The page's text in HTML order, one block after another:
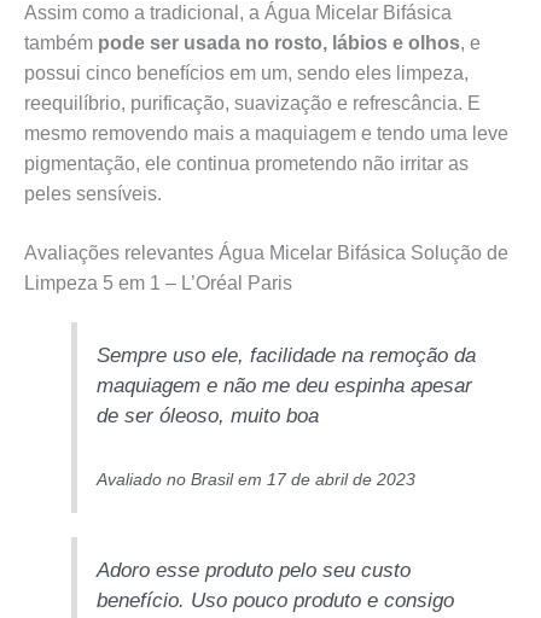
Assim como a tradicional, a Água Micelar Bifásica
também pode ser usada no rosto, lábios e olhos, e
possui cinco benefícios em um, sendo eles limpeza,
reequilíbrio, purificação, suavização e refrescância. E
mesmo removendo mais a maquiagem e tendo uma leve
pigmentação, ele continua prometendo não irritar as
peles sensíveis.
Avaliações relevantes Água Micelar Bifásica Solução de
Limpeza 5 em 1 – L’Oréal Paris
Sempre uso ele, facilidade na remoção da
maquiagem e não me deu espinha apesar
de ser óleoso, muito boa
Avaliado no Brasil em 17 de abril de 2023
Adoro esse produto pelo seu custo
benefício. Uso pouco produto e consigo